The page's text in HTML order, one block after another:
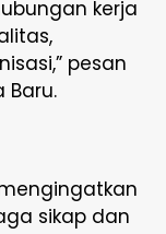
kerja
pesan
Baru.
sikap dan